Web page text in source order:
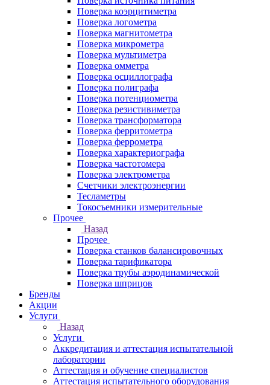
Поверка коэрцитиметра
Поверка логометра
Поверка магнитометра
Поверка микрометра
Поверка мультиметра
Поверка омметра
Поверка осциллографа
Поверка полиграфа
Поверка потенциометра
Поверка резистивиметра
Поверка трансформатора
Поверка ферритометра
Поверка феррометра
Поверка характериографа
Поверка частотомера
Поверка электрометра
Счетчики электроэнергии
Тесламетры
Токосъемники измерительные
Прочее
Назад
Прочее
Поверка станков балансировочных
Поверка тарификатора
Поверка трубы аэродинамической
Поверка шприцов
Бренды
Акции
Услуги
Назад
Услуги
Аккредитация и аттестация испытательной
лаборатории
Аттестация и обучение специалистов
Аттестация испытательного оборудования